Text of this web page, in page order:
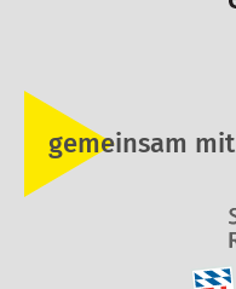
gemeinsam mit